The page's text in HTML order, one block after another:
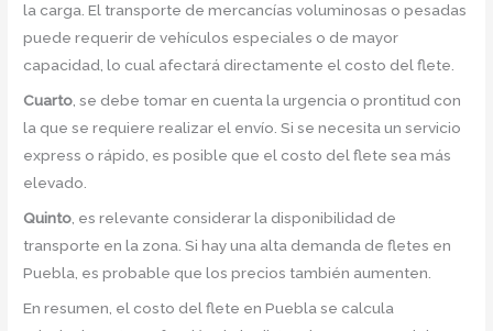
la carga. El transporte de mercancías voluminosas o pesadas
puede requerir de vehículos especiales o de mayor
capacidad, lo cual afectará directamente el costo del flete.
Cuarto, se debe tomar en cuenta la urgencia o prontitud con
la que se requiere realizar el envío. Si se necesita un servicio
express o rápido, es posible que el costo del flete sea más
elevado.
Quinto , es relevante considerar la disponibilidad de
transporte en la zona. Si hay una alta demanda de fletes en
Puebla, es probable que los precios también aumenten.
En resumen, el costo del flete en Puebla se calcula